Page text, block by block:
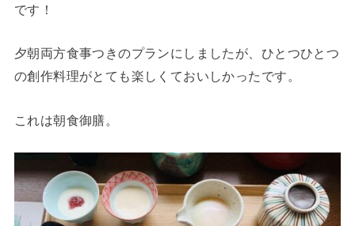
です！
夕朝両方食事つきのプランにしましたが、ひとつひとつ
の創作料理がとても楽しくておいしかったです。
これは朝食御膳。